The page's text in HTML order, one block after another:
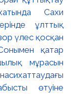
Сахи
ұлттық
үлес қосқан
қатар
мұрасын
өтуіне